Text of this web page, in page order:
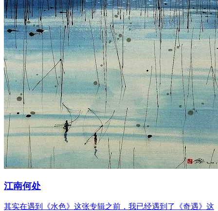
江南何处
其实在遇到《水色》这张专辑之前，我已经遇到了《奇遇》这